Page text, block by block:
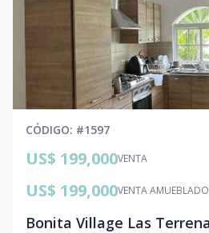
CÓDIGO: #1597
VENTA
US$ 199,000
VENTA AMUEBLADO
US$ 199,000